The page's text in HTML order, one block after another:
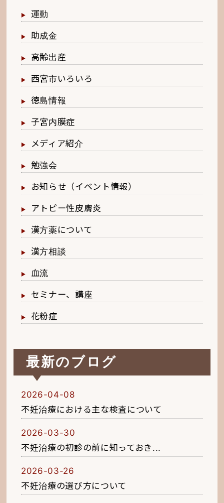
運動
助成金
高齢出産
西宮市いろいろ
徳島情報
子宮内膜症
メディア紹介
勉強会
お知らせ（イベント情報）
アトピー性皮膚炎
漢方薬について
漢方相談
血流
セミナー、講座
花粉症
最新のブログ
2026-04-08
不妊治療における主な検査について
2026-03-30
不妊治療の初診の前に知っておき...
2026-03-26
不妊治療の選び方について